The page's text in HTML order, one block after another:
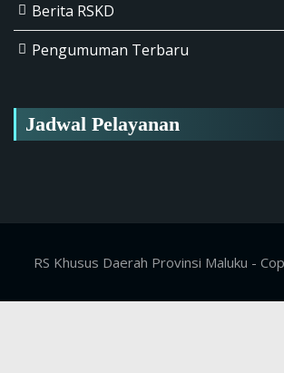
Berita RSKD
Pengumuman Terbaru
Jadwal Pelayanan
RS Khusus Daerah Provinsi Maluku -